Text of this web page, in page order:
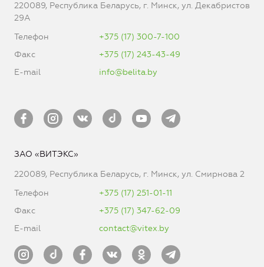
220089, Республика Беларусь, г. Минск, ул. Декабристов
29А
Телефон
+375 (17) 300-7-100
Факс
+375 (17) 243-43-49
E-mail
info@belita.by
ЗАО «ВИТЭКС»
220089, Республика Беларусь, г. Минск, ул. Смирнова 2
Телефон
+375 (17) 251-01-11
Факс
+375 (17) 347-62-09
E-mail
contact@vitex.by